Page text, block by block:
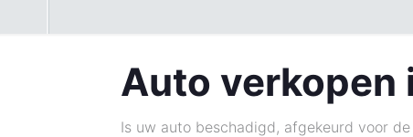
Auto verkopen
Is uw auto beschadigd, afgekeurd voor